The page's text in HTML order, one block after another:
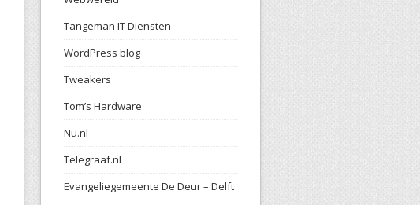
Tangeman IT Diensten
WordPress blog
Tweakers
Tom’s Hardware
Nu.nl
Telegraaf.nl
Evangeliegemeente De Deur – Delft